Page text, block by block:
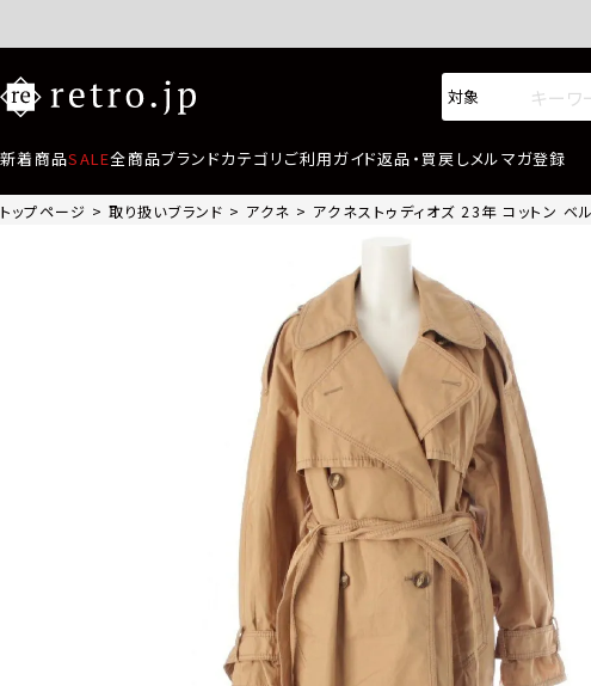
新着商品SALE全商品ブランドカテゴリ ご利用ガイド返品・買戻しメルマガ登録
トップページ 取り扱いブランド アクネ アクネストゥディオズ 23年 コットン